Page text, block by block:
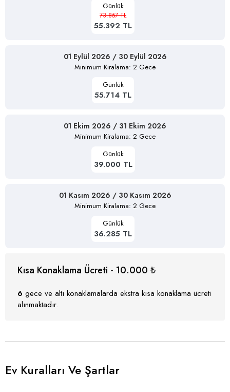
Günlük
73.857 TL
55.392 TL
01 Eylül 2026 / 30 Eylül 2026
Minimum Kiralama: 2 Gece
Günlük
55.714 TL
01 Ekim 2026 / 31 Ekim 2026
Minimum Kiralama: 2 Gece
Günlük
39.000 TL
01 Kasım 2026 / 30 Kasım 2026
Minimum Kiralama: 2 Gece
Günlük
36.285 TL
Kısa Konaklama Ücreti - 10.000 ₺
6 gece ve altı konaklamalarda ekstra kısa konaklama ücreti
alınmaktadır.
Ev Kuralları Ve Şartlar